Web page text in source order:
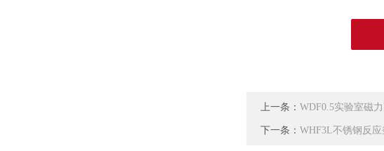
上一条：WDF0.5实验室磁
下一条：WHF3L不锈钢反应